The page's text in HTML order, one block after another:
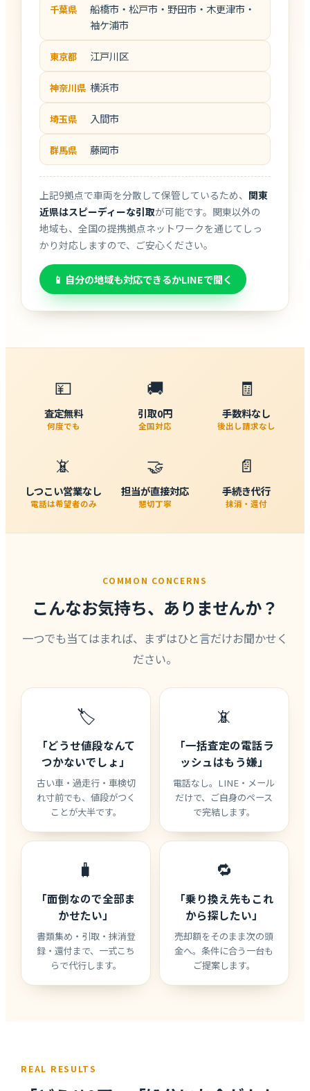
千葉県
船橋市・松戸市・野田市・木更津市・
袖ケ浦市
東京都 江戸川区
神奈川県 横浜市
埼玉県 入間市
群馬県 藤岡市
上記9拠点で車両を分散して保管しているため、 関東
近県はスピーディーな引取が可能です。関東以外の
地域も、全国の提携拠点ネットワークを通じてしっ
かり対応しますので、ご安心ください。
📱 自分の地域も対応できるかLINEで聞く
💴
査定無料
何度でも
🚚
引取0円
全国対応
🧾
手数料なし
後出し請求なし
📵
しつこい営業なし
電話は希望者のみ
🤝
担当が直接対応
懇切丁寧
📄
手続き代行
抹消・還付
COMMON CONCERNS
こんなお気持ち、ありませんか？
一つでも当てはまれば、まずはひと言だけお聞かせく
ださい。
🏷️
「どうせ値段なんて
つかないでしょ」
古い車・過走行・車検切
れ寸前でも、値段がつく
ことが大半です。
📵
「一括査定の電話ラ
ッシュはもう嫌」
電話なし。LINE・メール
だけで、ご自身のペース
で完結します。
🧳
「面倒なので全部ま
かせたい」
書類集め・引取・抹消登
録・還付まで、一式こち
らで代行します。
🔁
「乗り換え先もこれ
から探したい」
売却額をそのまま次の頭
金へ。条件に合う一台も
ご提案します。
REAL RESULTS